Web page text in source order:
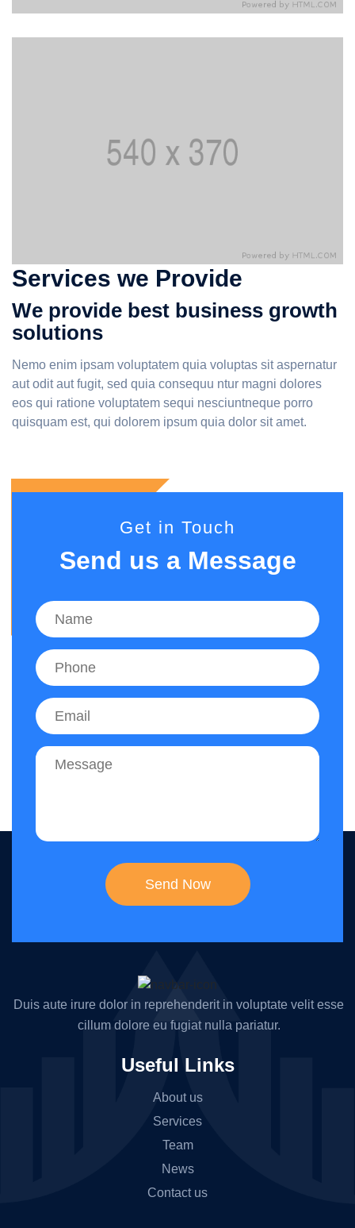
Services we Provide
We provide best business growth
solutions
Nemo enim ipsam voluptatem quia voluptas sit aspernatur
aut odit aut fugit, sed quia consequu ntur magni dolores
eos qui ratione voluptatem sequi nesciuntneque porro
quisquam est, qui dolorem ipsum quia dolor sit amet.
Get in Touch
Send us a Message
Duis aute irure dolor in reprehenderit in voluptate velit esse
cillum dolore eu fugiat nulla pariatur.
Useful Links
About us
Services
Team
News
Contact us